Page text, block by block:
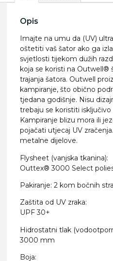
Opis
Imajte na umu da (UV)
oštetiti vaš šator ako ga
svjetlosti tijekom dužih
koja se koristi na Outwell®
trajanja šatora. Outwell
kampiranje, što obično
tjedana godišnje. Nisu
trebaju se koristiti
Kampiranje blizu mora ili
pojačati utjecaj UV
metalne dijelove.
Flysheet (vanjska tkanina):
Outtex® 3000 Select
Pakiranje: 2 kom bočnih
Zaštita od UV zraka:
UPF 30+
Hidrostatni tlak
3000 mm
Boja: